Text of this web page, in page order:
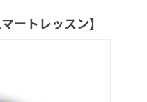
ートレッスン】